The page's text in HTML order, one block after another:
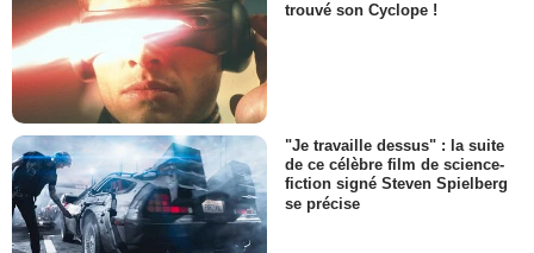
trouvé son Cyclope !
"Je travaille dessus" : la suite
de ce célèbre film de science-
fiction signé Steven Spielberg
se précise